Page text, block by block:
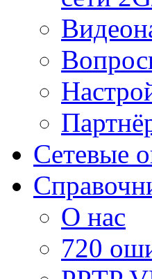
Сетевые
О нас
720